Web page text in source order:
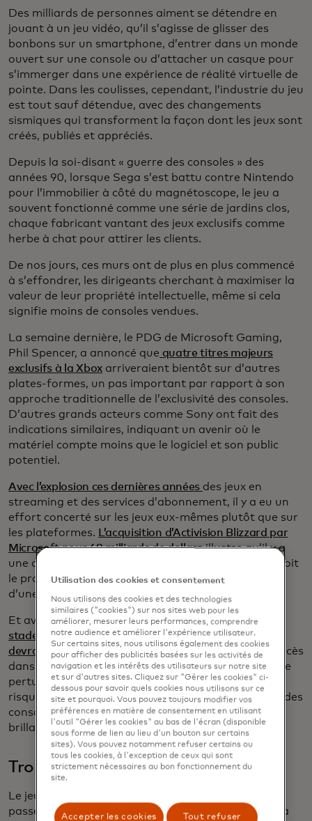
Des milliards de personnes aiment se détendre en
jouant à un jeu vidéo, qu’il s’agisse de glisser des
bonbons sur un smartphone, d’entrer dans un monde
ouvert sur une console ou d’attacher un casque pour
s’immerger dans une expérience de réalité virtuelle de
pointe. Dans les coulisses, cependant, l’industrie du jeu
est tout sauf détendue, avec des changements
sismiques qui transforment la façon dont les jeux sont
créés, publiés et appréciés.
Depuis la soi-disant « guerre des consoles » des
années 90, lorsque Sega s’est battu contre Nintendo
pour l’immobilier à côté du magnétoscope, le jeu a
souvent fonctionné comme une série de jardins clos,
chaque fabricant vantant des jeux exclusifs comme
herbe à chat pour attirer les clients.
De nos jours, ces murs ont de plus en plus commencé
à s’effondrer, les dirigeants cherchant à maximiser la
valeur de leur propriété intellectuelle, même si cela
signifie moins de consoles vendues.
La semaine dernière, le PDG de Microsoft Gaming,
Phil Spencer, a annoncé que quatre titres majeurs
exclusifs à la Xboxarriveraient bientôt sur d’autres
plates-formes, un pas important par rapport à son
approche traditionnelle de l’exclusivité des consoles.
D’autres grands acteurs comme Sony ont fait des
indications similaires, indiquant un avenir où le
matériel compte moins que le logiciel et son public
potentiel.
Avec l’explosion ces dernières années des jeux en
streaming et des services d’abonnement, il y a eu un
effort concerté sur les jeux eux-mêmes plutôt que sur
les plateformes.
L’acquisition d’Activision Blizzard par
Microsoft pour 68 milliards de dollarsillustre qu’il y a
une concurrence féroce pour savoir qui peut faire soit
le prochain grand succès, soit la prochaine sortie
d’une franchise déjà énorme.
Et avec la PlayStation 5 de Sony dans lesderniers
stades
de sa durée de vie prévue et Nintendoqui
devrait annoncerla suite de sa console Switch à succès
dans les mois à venir, cela signifie que encore plus de
perturbations pourraient être en route. Les succès
risquent de continuer à arriver, mais lorsqu’il s’agit des
consoles qui nous donnent le prochain centime
brillant, la concurrence touche peut-être à sa fin.
Trop « piscine » pour l’école
Le jeu évolue à un rythme rapide, et certains de nos
passe-temps les plus anciens ne sont pas non plus à
Utilisation des cookies et consentement
Nous utilisons des cookies et des technologies
similaires ("cookies") sur nos sites web pour les
améliorer, mesurer leurs performances, comprendre
notre audience et améliorer l'expérience utilisateur.
Sur certains sites, nous utilisons également des cookies
pour afficher des publicités basées sur les activités de
navigation et les intérêts des utilisateurs sur notre site
et sur d'autres sites. Cliquez sur "Gérer les cookies" ci-
dessous pour savoir quels cookies nous utilisons sur ce
site et pourquoi. Vous pouvez toujours modifier vos
préférences en matière de consentement en utilisant
l'outil "Gérer les cookies" au bas de l'écran (disponible
sous forme de lien au lieu d'un bouton sur certains
sites). Vous pouvez notamment refuser certains ou
tous les cookies, à l'exception de ceux qui sont
strictement nécessaires au bon fonctionnement du
site.
Accepter les cookies Tout refuser